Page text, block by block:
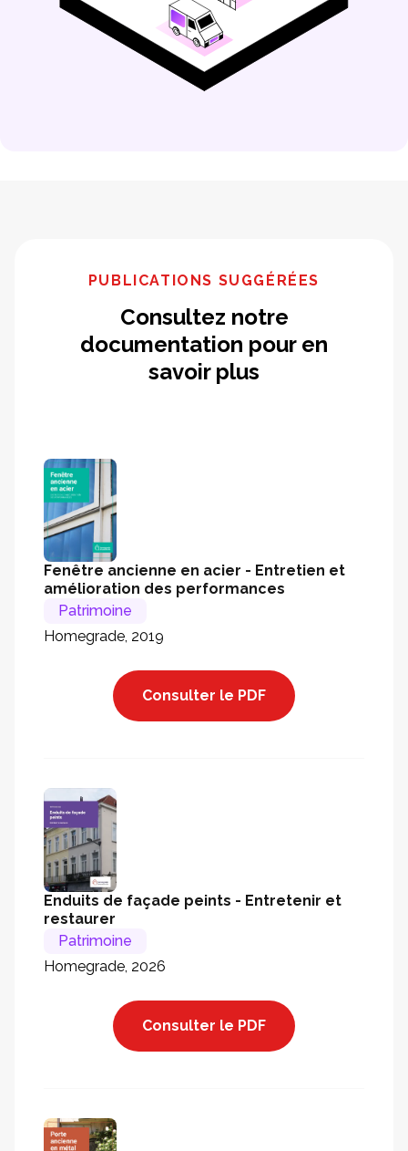
PUBLICATIONS SUGGÉRÉES
Consultez notre
documentation pour en
savoir plus
Fenêtre ancienne en acier - Entretien et
amélioration des performances
Patrimoine
Homegrade, 2019
Consulter le PDF
Enduits de façade peints - Entretenir et
restaurer
Patrimoine
Homegrade, 2026
Consulter le PDF